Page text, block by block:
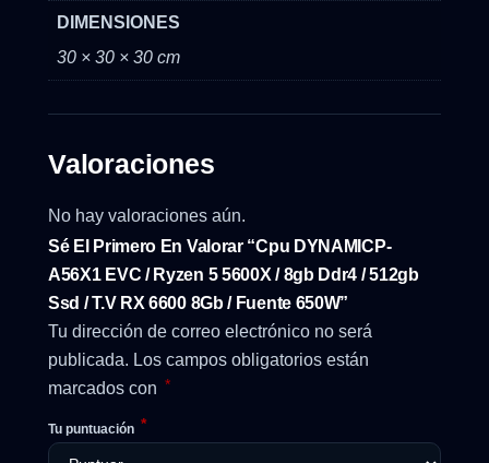
DIMENSIONES
30 × 30 × 30 cm
Valoraciones
No hay valoraciones aún.
Sé El Primero En Valorar “Cpu DYNAMICP-
A56X1 EVC / Ryzen 5 5600X / 8gb Ddr4 / 512gb
Ssd / T.v RX 6600 8Gb / Fuente 650W”
Tu dirección de correo electrónico no será
publicada. Los campos obligatorios están
marcados con *
Tu puntuación *